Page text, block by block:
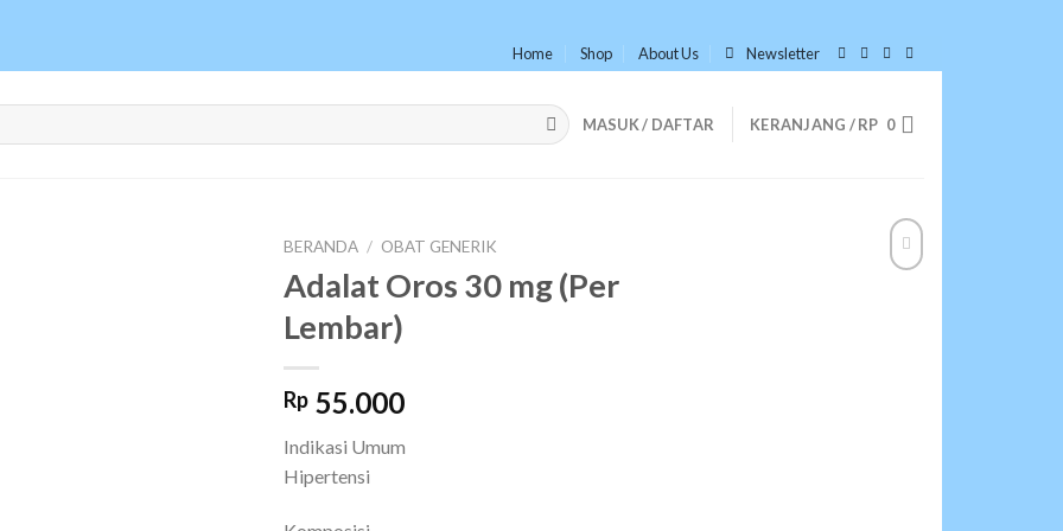
Home Shop About Us Newsletter
MASUK / DAFTAR KERANJANG /RP 0
BERANDA / OBAT GENERIK
Adalat Oros 30 mg (Per
Lembar)
Rp 55.000
Indikasi Umum
Hipertensi